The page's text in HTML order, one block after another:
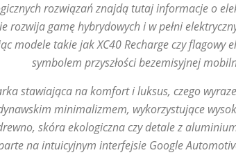
rozwiązań znajdą tutaj informacje o
rozwija gamę hybrydowych i w pełni
modele takie jak XC40 Recharge czy flagowy
symbolem przyszłości bezemisyjnej
stawiająca na komfort i luksus, czego
minimalizmem, wykorzystujące
skóra ekologiczna czy detale z
na intuicyjnym interfejsie Google